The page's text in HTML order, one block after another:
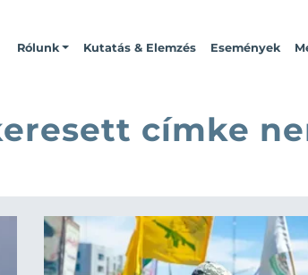
Rólunk Kutatás & Elemzés Események
címke